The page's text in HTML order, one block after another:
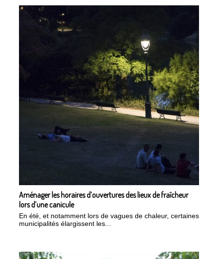
Aménager les horaires d’ouvertures des lieux de fraîcheur
lors d’une canicule
En été, et notamment lors de vagues de chaleur, certaines
municipalités élargissent les...